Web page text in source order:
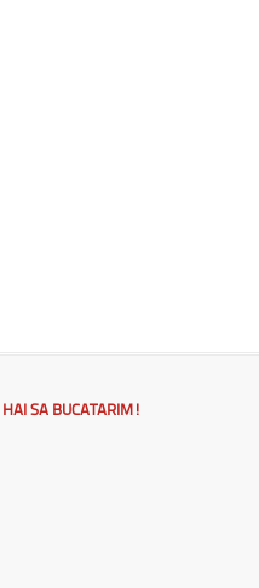
HAI SA BUCATARIM!